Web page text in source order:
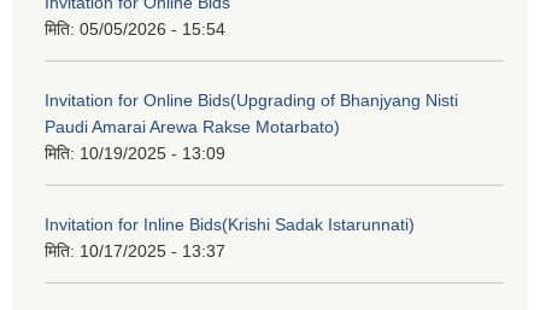
मिति: 05/05/2026 - 15:54
Invitation for Online Bids(Upgrading of Bhanjyang Nisti
Paudi Amarai Arewa Rakse Motarbato)
मिति: 10/19/2025 - 13:09
Invitation for Inline Bids(Krishi Sadak Istarunnati)
मिति: 10/17/2025 - 13:37